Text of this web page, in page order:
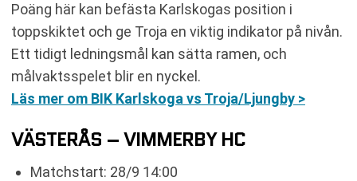
Poäng här kan befästa Karlskogas position i
toppskiktet och ge Troja en viktig indikator på nivån.
Ett tidigt ledningsmål kan sätta ramen, och
målvaktsspelet blir en nyckel.
Läs mer om BIK Karlskoga vs Troja/Ljungby >
VÄSTERÅS – VIMMERBY HC
Matchstart: 28/9 14:00